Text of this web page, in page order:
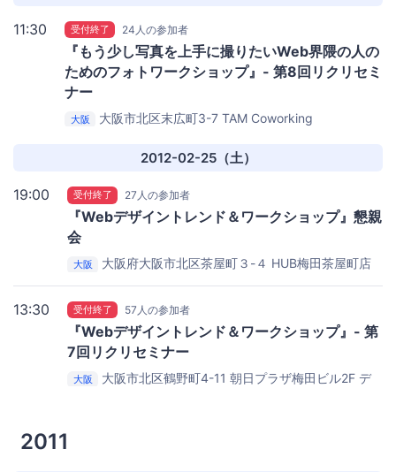
11:30 受付終了 24人の参加者
『もう少し写真を上手に撮りたいWeb界隈の人の
ためのフォトワークショップ』- 第8回リクリセミ
ナー
大阪 大阪市北区末広町3-7 TAM Coworking
2012-02-25（土）
19:00 受付終了 27人の参加者
『Webデザイントレンド＆ワークショップ』懇親
会
大阪 大阪府大阪市北区茶屋町３-４ HUB梅田茶屋町店
13:30 受付終了 57人の参加者
『Webデザイントレンド＆ワークショップ』- 第
7回リクリセミナー
大阪 大阪市北区鶴野町4-11 朝日プラザ梅田ビル2F デ
2011